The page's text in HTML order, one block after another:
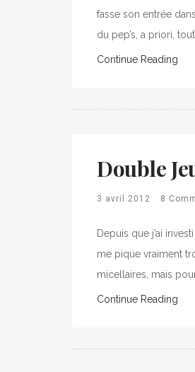
fasse son entrée
du pep’s, a priori,
Continue Reading
Double
3 avril 2012 8
Depuis que j’ai
me pique vraiment
micellaires, mais
Continue Reading